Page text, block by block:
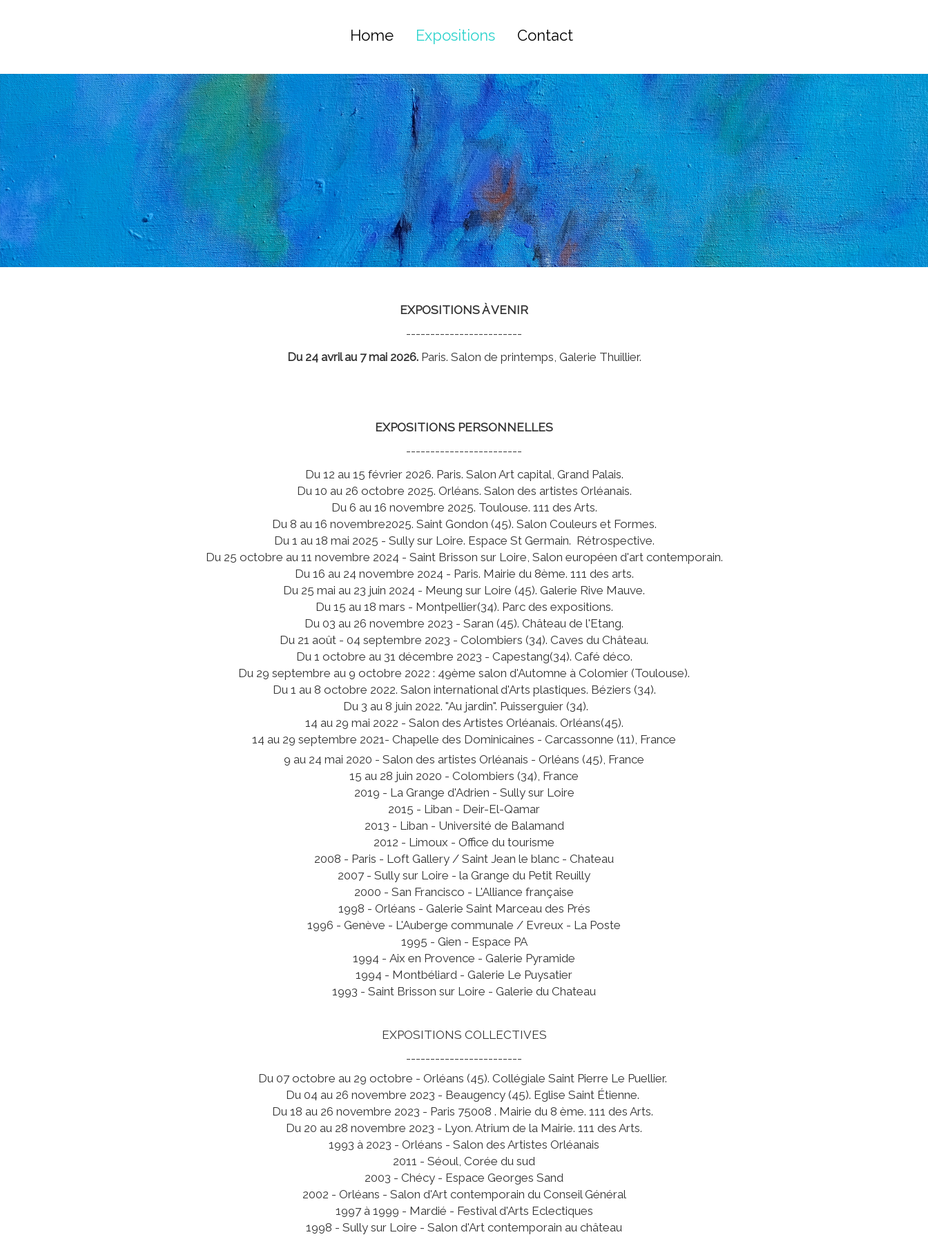
Home Expositions Contact
EXPOSITIONS À VENIR
------------------------
Du 24 avril au 7 mai 2026.Paris. Salon de printemps, Galerie Thuillier.
EXPOSITIONS PERSONNELLES
------------------------
Du 12 au 15 février 2026. Paris. Salon Art capital, Grand Palais.
Du 10 au 26 octobre 2025. Orléans. Salon des artistes Orléanais.
Du 6 au 16 novembre 2025. Toulouse. 111 des Arts.
Du 8 au 16 novembre2025. Saint Gondon (45). Salon Couleurs et Formes.
Du 1 au 18 mai 2025 - Sully sur Loire. Espace St Germain. Rétrospective.
Du 25 octobre au 11 novembre 2024 - Saint Brisson sur Loire, Salon européen d'art contemporain.
Du 16 au 24 novembre 2024 - Paris. Mairie du 8ème. 111 des arts.
Du 25 mai au 23 juin 2024 - Meung sur Loire (45). Galerie Rive Mauve.
Du 15 au 18 mars - Montpellier(34). Parc des expositions.
Du 03 au 26 novembre 2023 - Saran (45). Château de l'Etang.
Du 21 août - 04 septembre 2023 - Colombiers (34). Caves du Château.
Du 1 octobre au 31 décembre 2023 - Capestang(34). Café déco.
Du 29 septembre au 9 octobre 2022 : 49ème salon d'Automne à Colomier (Toulouse).
Du 1 au 8 octobre 2022. Salon international d'Arts plastiques. Béziers (34).
Du 3 au 8 juin 2022. "Au jardin". Puisserguier (34).
14 au 29 mai 2022 - Salon des Artistes Orléanais. Orléans(45).
14 au 29 septembre 2021- Chapelle des Dominicaines - Carcassonne (11), France
9 au 24 mai 2020 - Salon des artistes Orléanais - Orléans (45), France
15 au 28 juin 2020 - Colombiers (34), France
2019 - La Grange d'Adrien - Sully sur Loire
2015 - Liban - Deir-El-Qamar
2013 - Liban - Université de Balamand
2012 - Limoux - Office du tourisme
2008 - Paris - Loft Gallery / Saint Jean le blanc - Chateau
2007 - Sully sur Loire - la Grange du Petit Reuilly
2000 - San Francisco - L'Alliance française
1998 - Orléans - Galerie Saint Marceau des Prés
1996 - Genève - L'Auberge communale / Evreux - La Poste
1995 - Gien - Espace PA
1994 - Aix en Provence - Galerie Pyramide
1994 - Montbéliard - Galerie Le Puysatier
1993 - Saint Brisson sur Loire - Galerie du Chateau
EXPOSITIONS COLLECTIVES
------------------------
Du 07 octobre au 29 octobre - Orléans (45). Collégiale Saint Pierre Le Puellier.
Du 04 au 26 novembre 2023 - Beaugency (45). Eglise Saint Étienne.
Du 18 au 26 novembre 2023 - Paris 75008 . Mairie du 8 ème. 111 des Arts.
Du 20 au 28 novembre 2023 - Lyon. Atrium de la Mairie. 111 des Arts.
1993 à 2023 - Orléans - Salon des Artistes Orléanais
2011 - Séoul, Corée du sud
2003 - Chécy - Espace Georges Sand
2002 - Orléans - Salon d'Art contemporain du Conseil Général
1997 à 1999 - Mardié - Festival d'Arts Eclectiques
1998 - Sully sur Loire - Salon d'Art contemporain au château